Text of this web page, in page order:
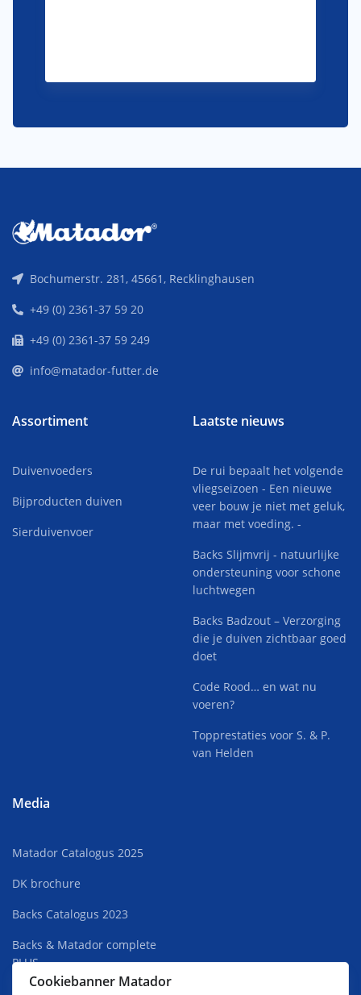
Bochumerstr. 281, 45661, Recklinghausen
+49 (0) 2361-37 59 20
+49 (0) 2361-37 59 249
info@matador-futter.de
Assortiment
Duivenvoeders
Bijproducten duiven
Sierduivenvoer
Laatste nieuws
De rui bepaalt het volgende
vliegseizoen - Een nieuwe
veer bouw je niet met geluk,
maar met voeding. -
Backs Slijmvrij - natuurlijke
ondersteuning voor schone
luchtwegen
Backs Badzout – Verzorging
die je duiven zichtbaar goed
doet
Code Rood… en wat nu
voeren?
Topprestaties voor S. & P.
van Helden
Media
Matador Catalogus 2025
DK brochure
Backs Catalogus 2023
Backs & Matador complete
PLUS
Cookiebanner Matador